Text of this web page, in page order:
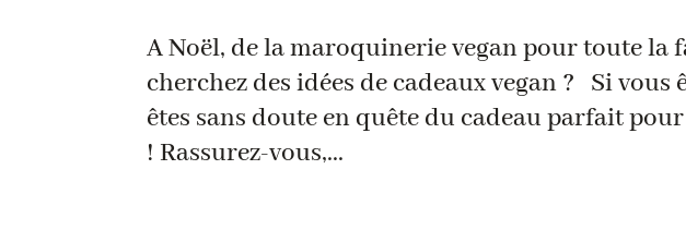
A Noël, de la maroquinerie vegan pour toute la
cherchez des idées de cadeaux vegan ? Si vous
êtes sans doute en quête du cadeau parfait
! Rassurez-vous,...